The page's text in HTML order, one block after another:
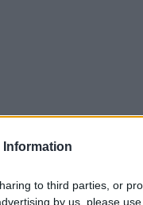
Information
to third parties, or
by us, please
eu şi Sophie in’t
apere integritatea